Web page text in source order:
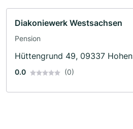
Diakoniewerk Westsachsen
Pension
Hüttengrund 49, 09337
0.0 (0)